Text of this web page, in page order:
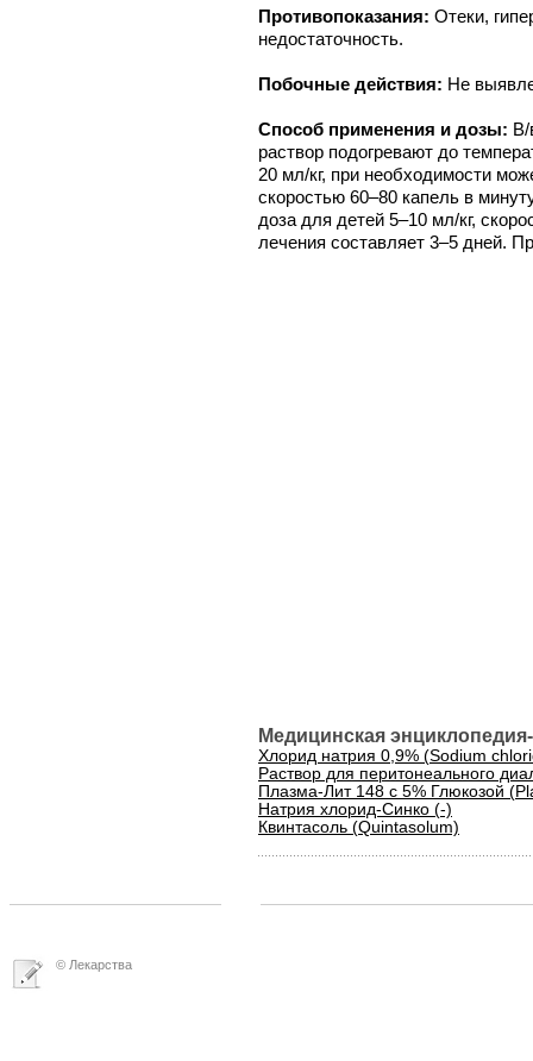
Противопоказания: Отеки,
недостаточность.
Побочные действия: Не
Способ применения и дозы: В/
раствор подогревают до
20 мл/кг, при необходимости
скоростью 60–80 капель в
доза для детей 5–10 мл/кг,
лечения составляет 3–5 дней.
Медицинская
Хлорид натрия 0,9% (Sodium
Раствор для перитонеального
Плазма-Лит 148 с 5% Глюкозой
Натрия хлорид-Синко (-)
Квинтасоль (Quintasolum)
© Лекарства